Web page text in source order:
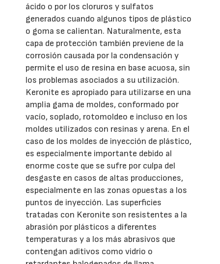
ácido o por los cloruros y sulfatos
generados cuando algunos tipos de plástico
o goma se calientan. Naturalmente, esta
capa de protección también previene de la
corrosión causada por la condensación y
permite el uso de resina en base acuosa, sin
los problemas asociados a su utilización.
Keronite es apropiado para utilizarse en una
amplia gama de moldes, conformado por
vacío, soplado, rotomoldeo e incluso en los
moldes utilizados con resinas y arena. En el
caso de los moldes de inyección de plástico,
es especialmente importante debido al
enorme coste que se sufre por culpa del
desgaste en casos de altas producciones,
especialmente en las zonas opuestas a los
puntos de inyección. Las superficies
tratadas con Keronite son resistentes a la
abrasión por plásticos a diferentes
temperaturas y a los más abrasivos que
contengan aditivos como vidrio o